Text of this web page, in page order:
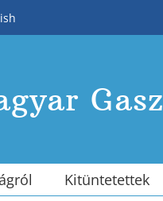
Kitüntetettek